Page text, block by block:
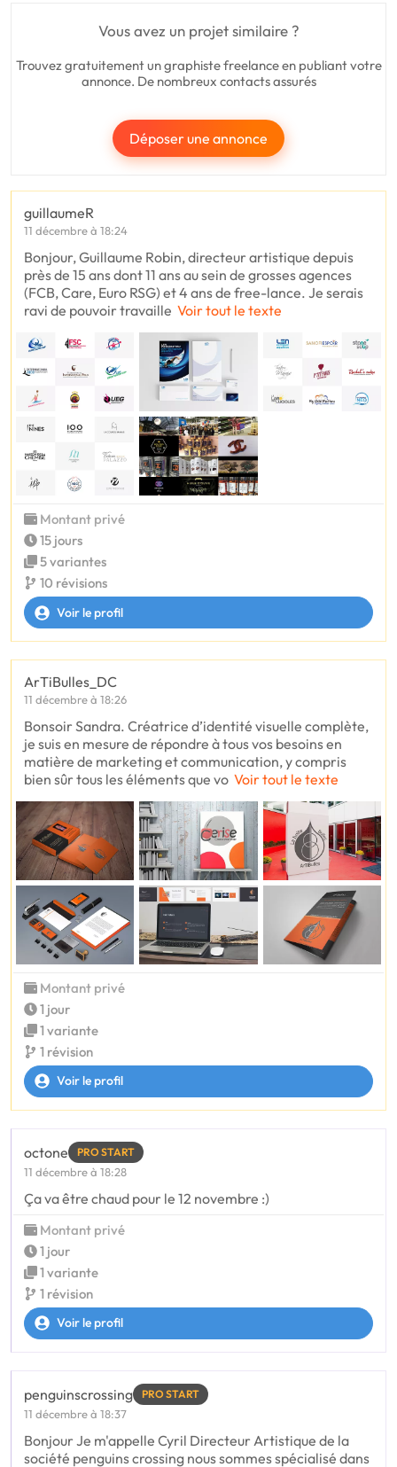
Vous avez un projet similaire ?
Trouvez gratuitement un graphiste freelance en publiant votre
annonce. De nombreux contacts assurés
Déposer une annonce
guillaumeR
11 décembre à 18:24
Bonjour, Guillaume Robin, directeur artistique depuis
près de 15 ans dont 11 ans au sein de grosses agences
(FCB, Care, Euro RSG) et 4 ans de free-lance. Je serais
ravi de pouvoir travaille Voir tout le texte
Montant privé
15 jours
5 variantes
10 révisions
Voir le profil
ArTiBulles_DC
11 décembre à 18:26
Bonsoir Sandra. Créatrice d’identité visuelle complète,
je suis en mesure de répondre à tous vos besoins en
matière de marketing et communication, y compris
bien sûr tous les éléments que vo Voir tout le texte
Montant privé
1 jour
1 variante
1 révision
Voir le profil
octone PRO START
11 décembre à 18:28
Ça va être chaud pour le 12 novembre :)
Montant privé
1 jour
1 variante
1 révision
Voir le profil
penguinscrossing PRO START
11 décembre à 18:37
Bonjour Je m'appelle Cyril Directeur Artistique de la
société penguins crossing nous sommes spécialisé dans